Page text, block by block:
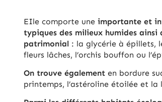
EIle com­porte une im­por­tante et
ty­piques des mi­lieux hu­mides ainsi
pa­tri­mo­nial : la gly­cé­rie à épillets,
fleurs lâches, l’orchis bouffon ou
On trouve égalementen bordure
printemps, l’astéroline étoilée et la